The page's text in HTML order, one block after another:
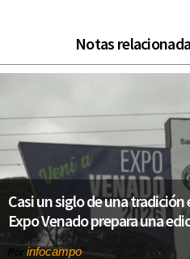
Notas
Casi un siglo de una tradición
Expo Venado prepara una
Por infocampo